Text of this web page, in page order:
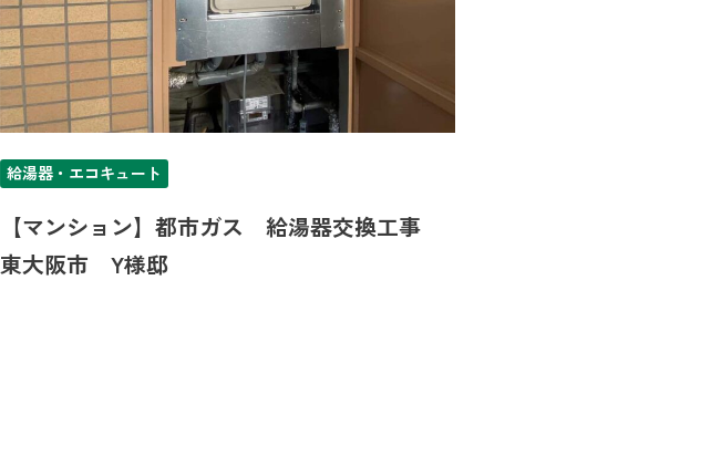
給湯器・エコキュート
【マンション】都市ガス 給湯器交換工事
東大阪市 Y様邸